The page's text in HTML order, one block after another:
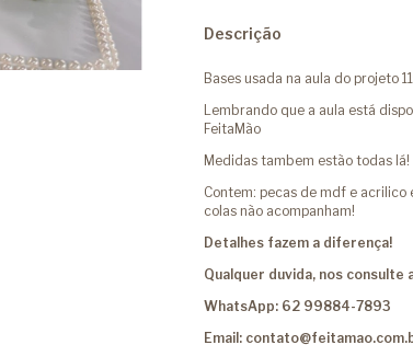
Descrição
Bases usada na aula do projeto
Lembrando que a aula está
FeitaMão
Medidas tambem estão todas lá!
Contem: pecas de mdf e acrilico
colas não acompanham!
Detalhes fazem a diferença!
Qualquer duvida, nos consulte
WhatsApp: 62 99884-7893
Email: